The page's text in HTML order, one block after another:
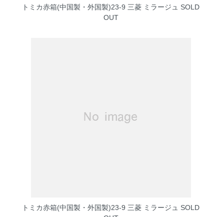
トミカ赤箱(中国製・外国製)23-9 三菱 ミラージュ SOLD
OUT
トミカ赤箱(中国製・外国製)23-9 三菱 ミラージュ SOLD